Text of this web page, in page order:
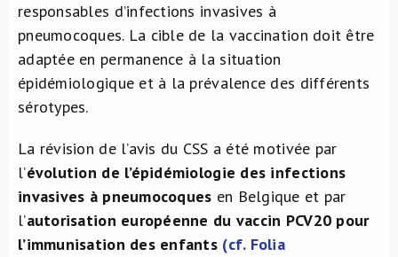
responsables d’infections invasives à
pneumocoques. La cible de la vaccination doit être
adaptée en permanence à la situation
épidémiologique et à la prévalence des différents
sérotypes.
La révision de l’avis du CSS a été motivée par
l’évolution de l’épidémiologie des infections
invasives à pneumocoques en Belgique et par
l’autorisation européenne du vaccin PCV20 pour
l’immunisation des enfants (cf. Folia